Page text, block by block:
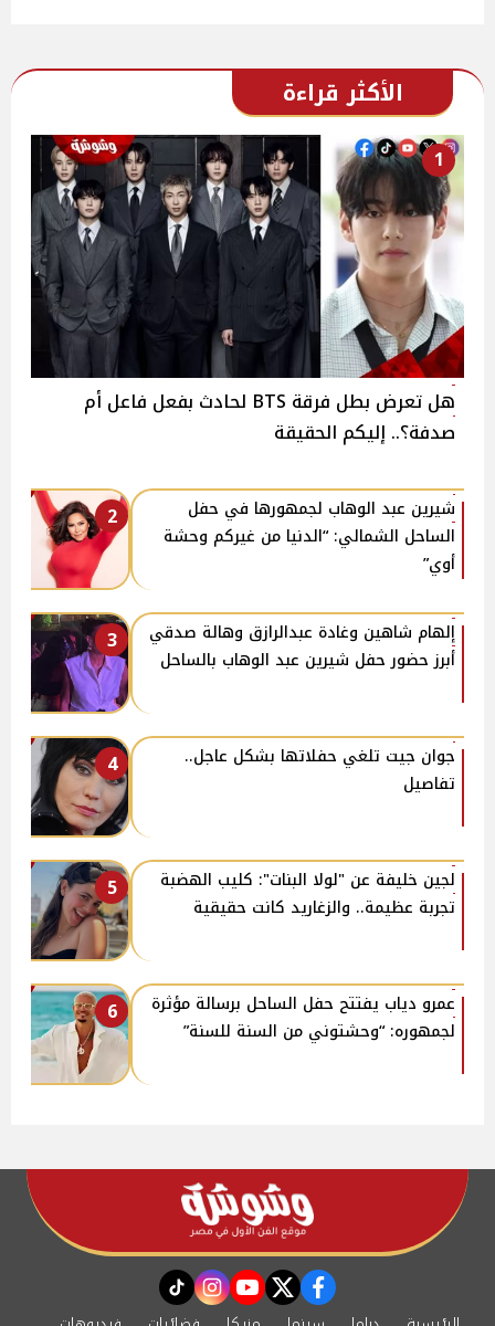
الأكثر قراءة
1
هل تعرض بطل فرقة BTS لحادث بفعل فاعل أم
صدفة؟.. إليكم الحقيقة
2
شيرين عبد الوهاب لجمهورها في حفل
الساحل الشمالي: “الدنيا من غيركم وحشة
أوي”
3
إلهام شاهين وغادة عبدالرازق وهالة صدقي
أبرز حضور حفل شيرين عبد الوهاب بالساحل
4
جوان جيت تلغي حفلاتها بشكل عاجل..
تفاصيل
5
لجين خليفة عن "لولا البنات": كليب الهضبة
تجربة عظيمة.. والزغاريد كانت حقيقية
6
عمرو دياب يفتتح حفل الساحل برسالة مؤثرة
لجمهوره: “وحشتوني من السنة للسنة”
facebook
twitter
youtube
instagram
tiktok